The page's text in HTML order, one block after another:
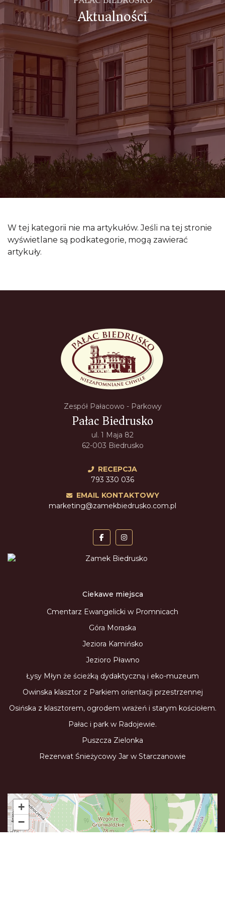
Aktualności
W tej kategorii nie ma artykułów. Jeśli na tej stronie
wyświetlane są podkategorie, mogą zawierać
artykuły.
Zespół Pałacowo - Parkowy
Pałac Biedrusko
ul. 1 Maja 82
62-003 Biedrusko
RECEPCJA
793 330 036
EMAIL KONTAKTOWY
marketing@zamekbiedrusko.com.pl
Ciekawe miejsca
Cmentarz Ewangelicki w Promnicach
Góra Moraska
Jeziora Kamińsko
Jezioro Pławno
Łysy Młyn że ścieżką dydaktyczną i eko-muzeum
Owinska klasztor z Parkiem orientacji przestrzennej
Osińska z klasztorem, ogrodem wrażeń i starym kościołem.
Pałac i park w Radojewie.
Puszcza Zielonka
Rezerwat Śnieżycowy Jar w Starczanowie
+
−